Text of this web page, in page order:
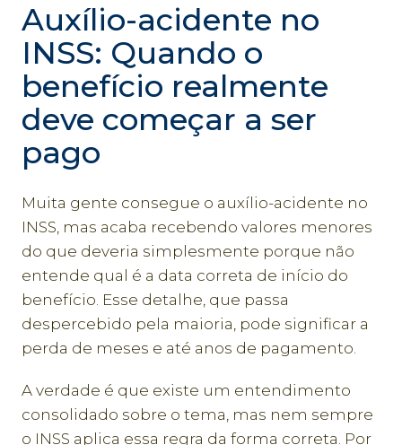
Auxílio-acidente no
INSS: Quando o
benefício realmente
deve começar a ser
pago
Muita gente consegue o auxílio-acidente no
INSS, mas acaba recebendo valores menores
do que deveria simplesmente porque não
entende qual é a data correta de início do
benefício. Esse detalhe, que passa
despercebido pela maioria, pode significar a
perda de meses e até anos de pagamento.
A verdade é que existe um entendimento
consolidado sobre o tema, mas nem sempre
o INSS aplica essa regra da forma correta. Por